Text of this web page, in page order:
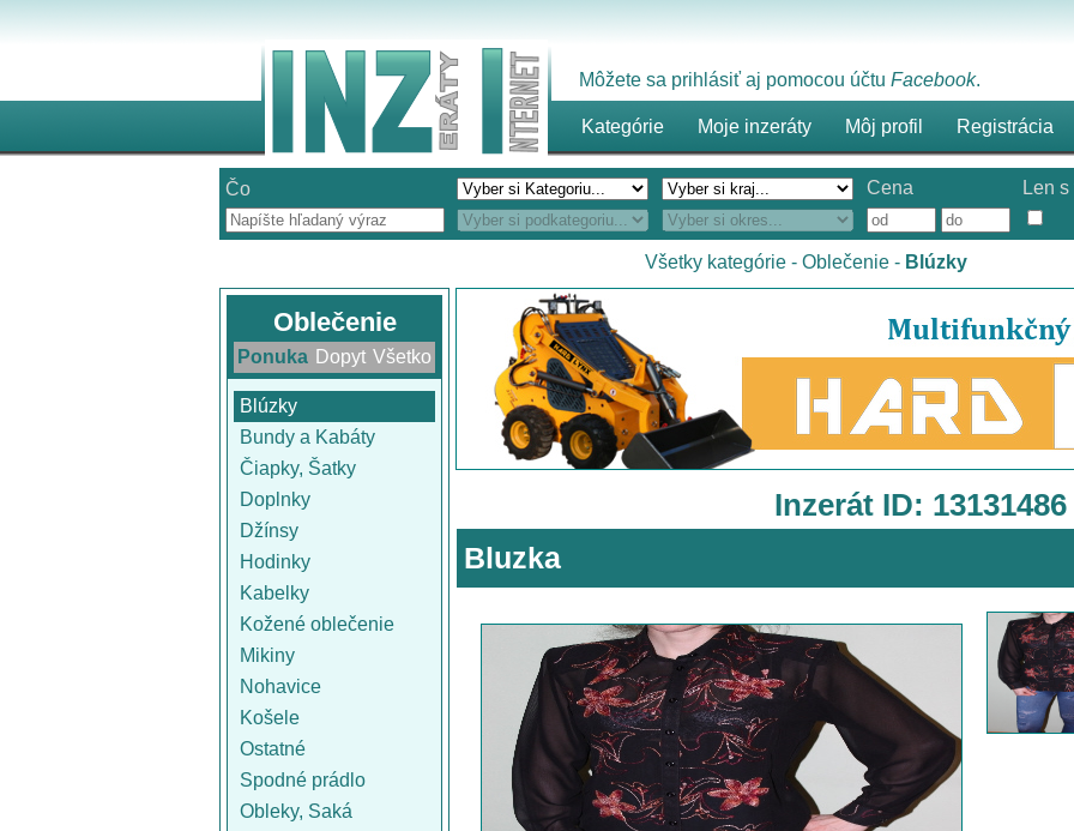
Môžete sa prihlásiť aj pomocou účtu Facebook.
Kategórie Moje inzeráty Môj profil Registrácia
Čo Cena
Len
Všetky kategórie- Oblečenie- Blúzky
Oblečenie
Ponuka Dopyt Všetko
Blúzky
Bundy a Kabáty
Čiapky, Šatky
Doplnky
Džínsy
Hodinky
Kabelky
Kožené oblečenie
Mikiny
Nohavice
Košele
Ostatné
Spodné prádlo
Obleky, Saká
Inzerát ID: 13131486
Bluzka